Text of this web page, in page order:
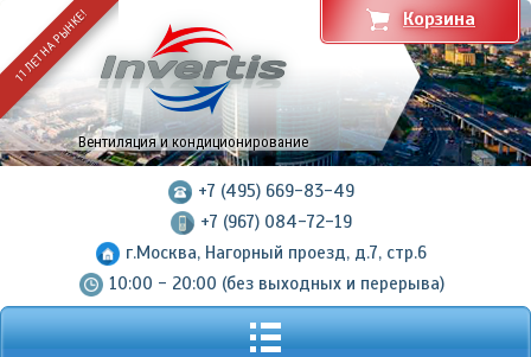
11 ЛЕТ НА РЫНКЕ!
Вентиляция и кондиционирование
+7 (495) 669-83-49
+7 (967) 084-72-19
г.Москва, Нагорный проезд, д.7, стр.6
10:00 - 20:00 (без выходных и перерыва)
Корзина